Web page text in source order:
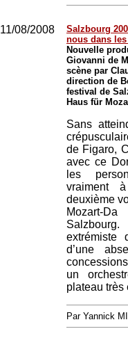
11/08/2008
Salzbourg
nous dans
Nouvelle
Giovanni de
scène par
direction de
festival de
Haus für
Sans
de Figaro,
avec ce
les
vraiment
deuxième
Mozart-
extrémiste
d’une
un
plateau très
Par Yannick